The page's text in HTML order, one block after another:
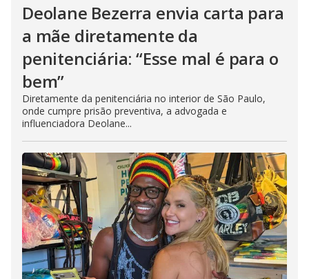
Deolane Bezerra envia carta para
a mãe diretamente da
penitenciária: “Esse mal é para o
bem”
Diretamente da penitenciária no interior de São Paulo,
onde cumpre prisão preventiva, a advogada e
influenciadora Deolane...